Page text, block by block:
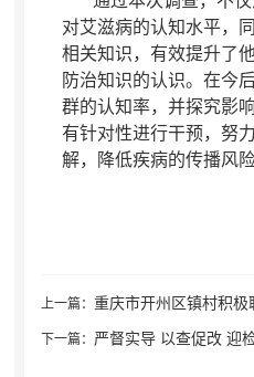
对艾滋病的认知水平，
相关知识， 有效提升了
防治知识的认识。在今
群的认知率， 并探究影
有针对性进行干预， 努
解，降低疾病的传播风
上一篇： 重庆市开州区镇村积极
下一篇： 严督实导 以查促改 迎